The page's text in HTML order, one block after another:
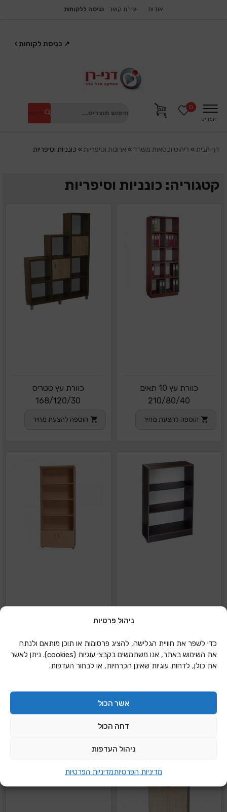
ניהול פרטיות
כדי לשפר את חוויית הגלישה, להציג פרסומות או תוכן מותאם ולנתח
את השימוש באתר, אנו משתמשים בקבצי עוגיות (cookies). ניתן לאשר
את כולן, לדחות עוגיות שאינן הכרחיות, או לבחור העדפות.
אשר הכול
דחה הכול
ניהול העדפות
מדיניות הפרטיותמדיניות הפרטיות
אודות יצירת קשר כניסה ללקוחות
↗ כניסת לקוחות ›
תפריט
0
דף הבית» ריהוט וכסאות משרד » ארונות וסיפריות» כונניות וסיפריות
קטגוריה: כונניות וסיפריות
כוורת עץ 10 תאים
210/80/40
הוספה להצעת מחיר
כוורת עץ טטריס
168/120/30
הוספה להצעת מחיר
120*80*30
הוספה להצעת מחיר
210/80/30 דגם 501
הוספה להצעת מחיר